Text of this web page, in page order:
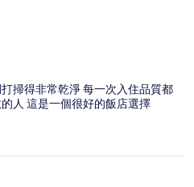
掃得非常乾淨 每一次入住品質都
人 這是一個很好的飯店選擇